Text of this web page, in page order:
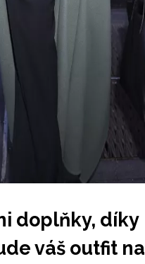
doplňky, díky
váš outfit na